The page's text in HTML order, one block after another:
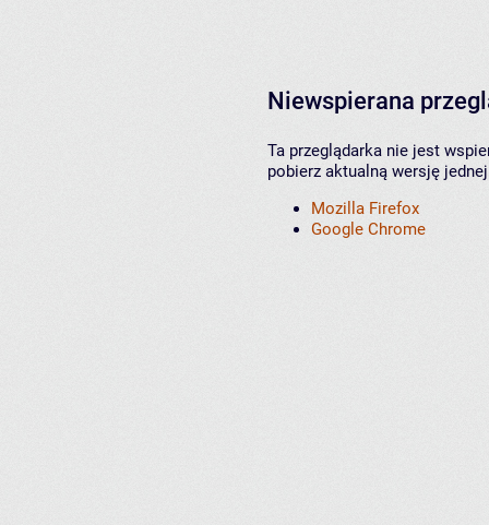
Niewspierana
Ta przeglądarka nie jest
pobierz aktualną wersję
Mozilla Firefox
Google Chrome